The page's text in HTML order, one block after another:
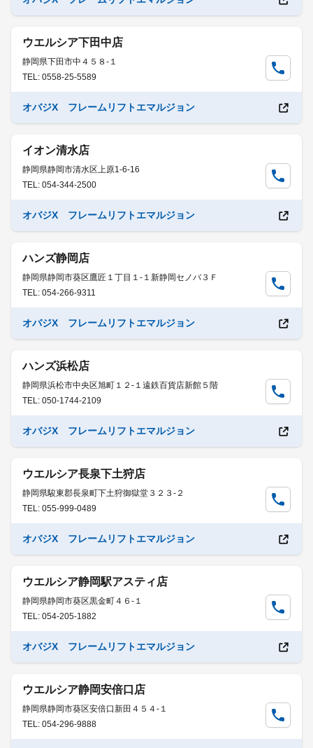
ウエルシア下田中店
静岡県下田市中４５８-１
TEL: 0558-25-5589
オバジX フレームリフトエマルジョン
イオン清水店
静岡県静岡市清水区上原1-6-16
TEL: 054-344-2500
オバジX フレームリフトエマルジョン
ハンズ静岡店
静岡県静岡市葵区鷹匠１丁目１-１新静岡セノバ３Ｆ
TEL: 054-266-9311
オバジX フレームリフトエマルジョン
ハンズ浜松店
静岡県浜松市中央区旭町１２-１遠鉄百貨店新館５階
TEL: 050-1744-2109
オバジX フレームリフトエマルジョン
ウエルシア長泉下土狩店
静岡県駿東郡長泉町下土狩御獄堂３２３-２
TEL: 055-999-0489
オバジX フレームリフトエマルジョン
ウエルシア静岡駅アスティ店
静岡県静岡市葵区黒金町４６-１
TEL: 054-205-1882
オバジX フレームリフトエマルジョン
ウエルシア静岡安倍口店
静岡県静岡市葵区安倍口新田４５４-１
TEL: 054-296-9888